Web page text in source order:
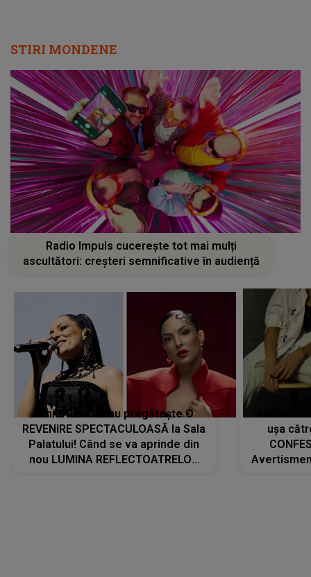
STIRI MONDENE
Radio Impuls cucerește tot mai mulți
ascultători: creșteri semnificative în audiență
Tania Turtureanu pregătește O
REVENIRE SPECTACULOASĂ la Sala
Palatului! Când se va aprinde din
nou LUMINA REFLECTOATRELOR
ușa